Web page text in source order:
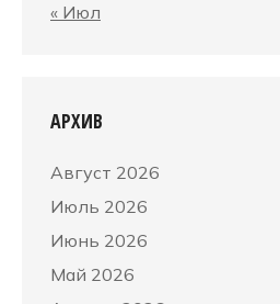
« Июл
АРХИВ
Август 2026
Июль 2026
Июнь 2026
Май 2026